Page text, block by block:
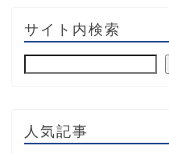
サイト内検索
人気記事